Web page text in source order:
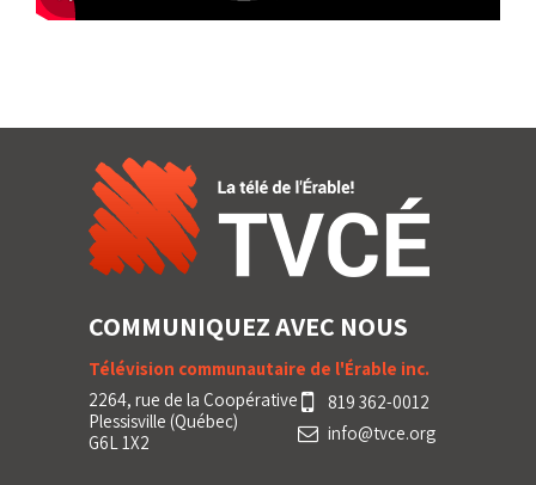
COMMUNIQUEZ AVEC NOUS
Télévision communautaire de l'Érable inc.
2264, rue de la Coopérative
Plessisville (Québec)
G6L 1X2
819 362-0012
info@tvce.org